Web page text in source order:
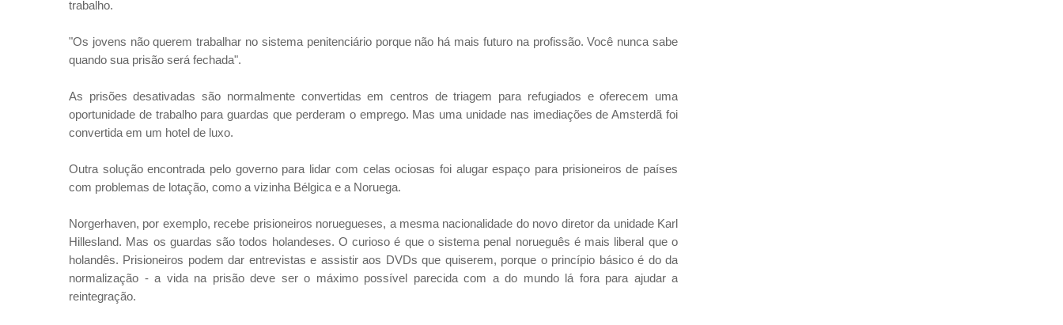
trabalho.
"Os jovens não querem trabalhar no sistema penitenciário porque não há mais futuro na profissão. Você nunca sabe
quando sua prisão será fechada".
As prisões desativadas são normalmente convertidas em centros de triagem para refugiados e oferecem uma
oportunidade de trabalho para guardas que perderam o emprego. Mas uma unidade nas imediações de Amsterdã foi
convertida em um hotel de luxo.
Outra solução encontrada pelo governo para lidar com celas ociosas foi alugar espaço para prisioneiros de países
com problemas de lotação, como a vizinha Bélgica e a Noruega.
Norgerhaven, por exemplo, recebe prisioneiros noruegueses, a mesma nacionalidade do novo diretor da unidade Karl
Hillesland. Mas os guardas são todos holandeses. O curioso é que o sistema penal norueguês é mais liberal que o
holandês. Prisioneiros podem dar entrevistas e assistir aos DVDs que quiserem, porque o princípio básico é do da
normalização - a vida na prisão deve ser o máximo possível parecida com a do mundo lá fora para ajudar a
reintegração.